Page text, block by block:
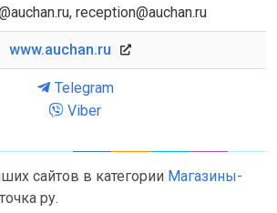
reception@auchan.ru
www.auchan.ru
Telegram
Viber
сайтов в категории Магазины-
ру.